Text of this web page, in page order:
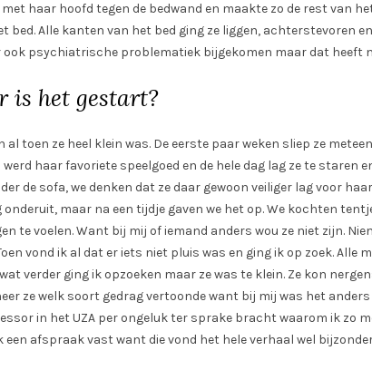
haar hoofd tegen de bedwand en maakte zo de rest van
bed. Alle kanten van het bed ging ze liggen, achterstevoren
ook psychiatrische problematiek bijgekomen maar dat heeft
is het gestart?
al toen ze heel klein was. De eerste paar weken sliep ze
haar favoriete speelgoed en de hele dag lag ze te staren
de sofa, we denken dat ze daar gewoon veiliger lag voor
onderuit, maar na een tijdje gaven we het op. We kochten
te voelen. Want bij mij of iemand anders wou ze niet zijn.
vond ik al dat er iets niet pluis was en ging ik op zoek.
verder ging ik opzoeken maar ze was te klein. Ze kon
ze welk soort gedrag vertoonde want bij mij was het
in het UZA per ongeluk ter sprake bracht waarom ik zo
een afspraak vast want die vond het hele verhaal wel